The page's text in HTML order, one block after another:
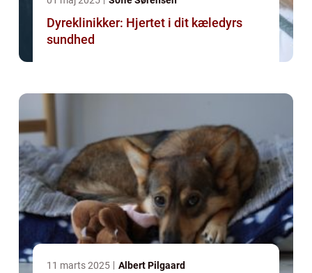
Dyreklinikker: Hjertet i dit kæledyrs
sundhed
11 marts 2025 Albert Pilgaard